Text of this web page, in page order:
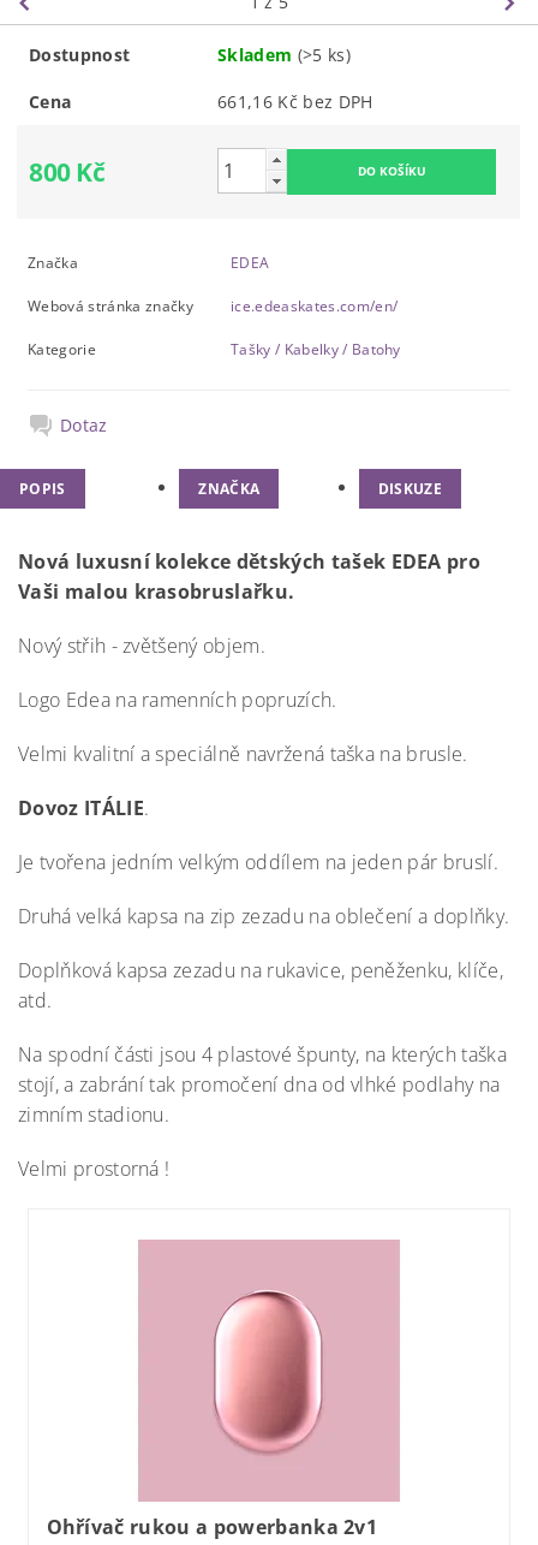
Dostupnost Skladem (>5 ks)
Cena 661,16 Kč bez DPH
800 Kč
Značka EDEA
Webová stránka značky ice.edeaskates.com/en/
Kategorie Tašky / Kabelky / Batohy
Dotaz
POPIS ZNAČKA DISKUZE
Nová luxusní kolekce dětských tašek EDEA pro
Vaši malou krasobruslařku.
Nový střih - zvětšený objem.
Logo Edea na ramenních popruzích.
Velmi kvalitní a speciálně navržená taška na brusle.
Dovoz ITÁLIE.
Je tvořena jedním velkým oddílem na jeden pár bruslí.
Druhá velká kapsa na zip zezadu na oblečení a doplňky.
Doplňková kapsa zezadu na rukavice, peněženku, klíče,
atd.
Na spodní části jsou 4 plastové špunty, na kterých taška
stojí, a zabrání tak promočení dna od vlhké podlahy na
zimním stadionu.
Velmi prostorná !
Ohřívač rukou a powerbanka 2v1